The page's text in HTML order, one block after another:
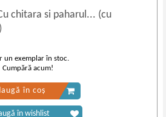
chitara si paharul... (cu
un exemplar în stoc.
Cumpără acum!
în coș
în wishlist